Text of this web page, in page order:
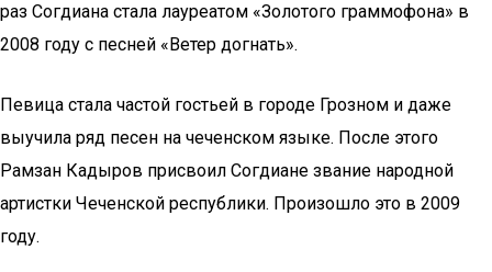
раз Согдиана стала лауреатом «Золотого граммофона» в
2008 году с песней «Ветер догнать».
Певица стала частой гостьей в городе Грозном и даже
выучила ряд песен на чеченском языке. После этого
Рамзан Кадыров присвоил Согдиане звание народной
артистки Чеченской республики. Произошло это в 2009
году.